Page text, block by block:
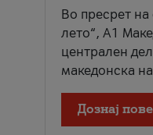
Во пресрет
лето“, А1
централен
македонска
Дознај